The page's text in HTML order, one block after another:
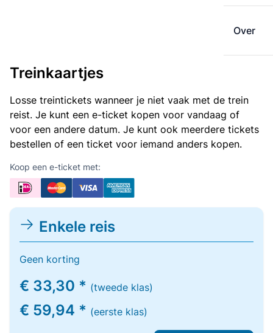
Over
Treinkaartjes
Losse treintickets wanneer je niet vaak met de trein
reist. Je kunt een e-ticket kopen voor vandaag of
voor een andere datum. Je kunt ook meerdere tickets
bestellen of een ticket voor iemand anders kopen.
Koop een e-ticket met:
Enkele reis
Geen korting
€ 33,30 * (tweede klas)
€ 59,94 * (eerste klas)